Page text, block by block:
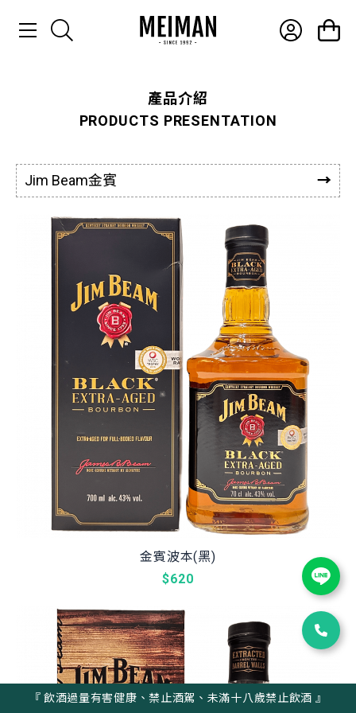
產品介紹
聯絡我們
產品介紹
PRODUCTS PRESENTATION
Jim Beam金賓
金賓波本(黑)
$620
『 飲酒過量有害健康、禁止酒駕、未滿十八歲禁止飲酒 』